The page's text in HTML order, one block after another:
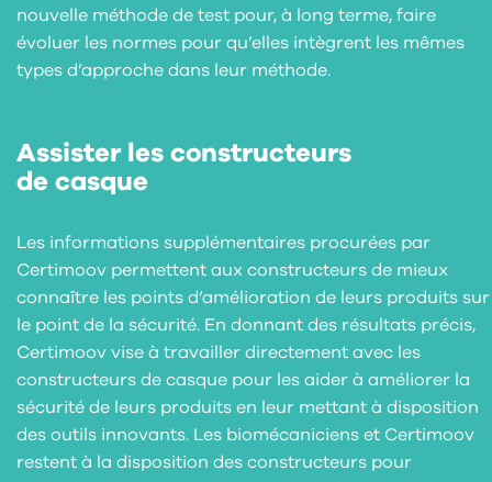
nouvelle méthode de test pour, à long terme, faire
évoluer les normes pour qu’elles intègrent les mêmes
types d’approche dans leur méthode.
Assister les constructeurs
de casque
Les informations supplémentaires procurées par
Certimoov permettent aux constructeurs de mieux
connaître les points d’amélioration de leurs produits sur
le point de la sécurité. En donnant des résultats précis,
Certimoov vise à travailler directement avec les
constructeurs de casque pour les aider à améliorer la
sécurité de leurs produits en leur mettant à disposition
des outils innovants. Les biomécaniciens et Certimoov
restent à la disposition des constructeurs pour